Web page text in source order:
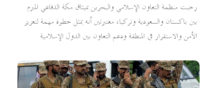
رحبت منظمة التعاون الإسلامي والبحرين بميثاق مكة الدفاعي المبرم
بين باكستان والسعودية وتركيا، معتبرتين أنه يمثل خطوة مهمة لتعزيز
الأمن والاستقرار في المنطقة ودعم التعاون بين الدول الإسلامية